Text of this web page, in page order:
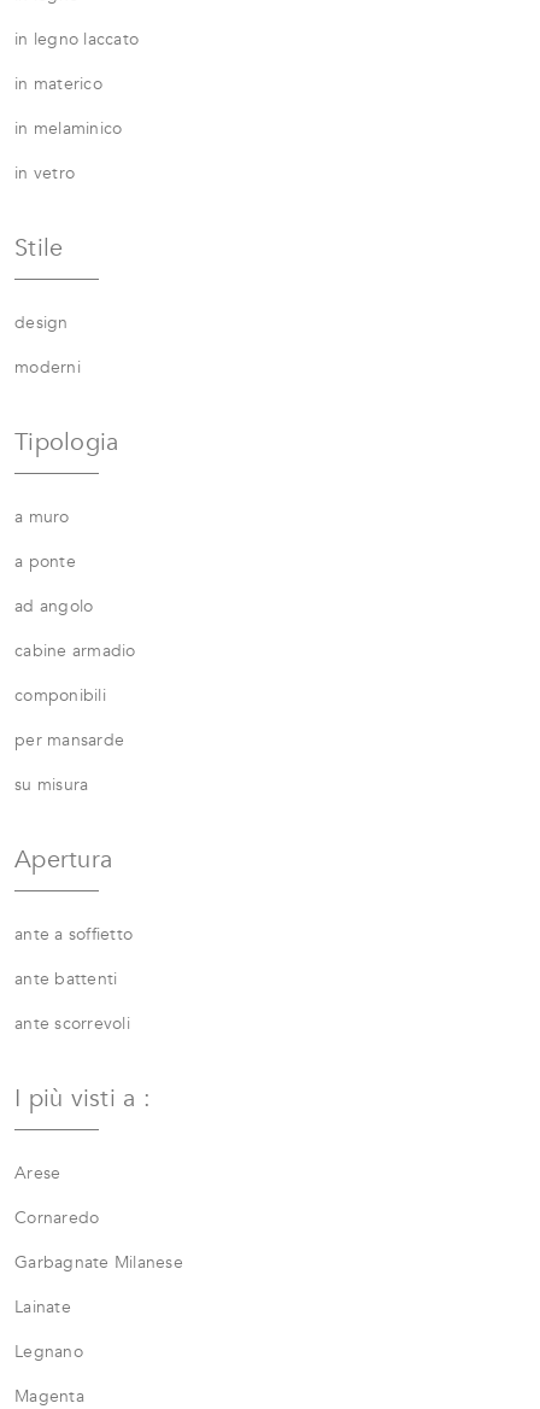
in legno laccato
in materico
in melaminico
in vetro
Stile
design
moderni
Tipologia
a muro
a ponte
ad angolo
cabine armadio
componibili
per mansarde
su misura
Apertura
ante a soffietto
ante battenti
ante scorrevoli
I più visti a :
Arese
Cornaredo
Garbagnate Milanese
Lainate
Legnano
Magenta